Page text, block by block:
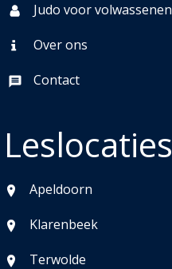
Judo voor volwassenen
Over ons
Contact
Leslocaties
Apeldoorn
Klarenbeek
Terwolde